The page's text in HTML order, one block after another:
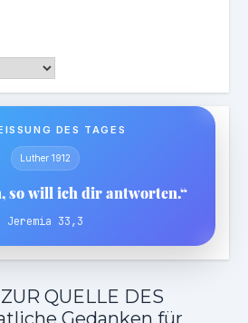
DES TAGES
Luther 1912
so will ich dir antworten.“
Jeremia 33,3
QUELLE DES
Gedanken für